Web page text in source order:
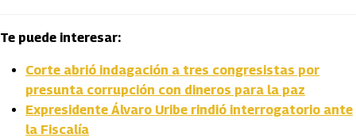
Te puede interesar:
Corte abrió indagación a tres congresistas por
presunta corrupción con dineros para la paz
Expresidente Álvaro Uribe rindió interrogatorio ante
la Fiscalía